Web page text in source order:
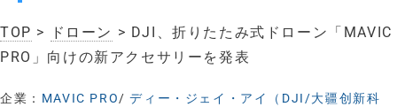
TOP > ドローン > DJI、折りたたみ式ドローン「MAVIC
PRO」向けの新アクセサリーを発表
企業： MAVIC PRO/ディー・ジェイ・アイ（DJI/大疆创新科